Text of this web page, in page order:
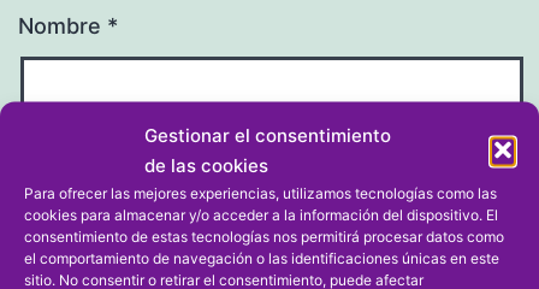
Gestionar el consentimiento
de las cookies
Para ofrecer las mejores experiencias, utilizamos tecnologías como las
cookies para almacenar y/o acceder a la información del dispositivo. El
consentimiento de estas tecnologías nos permitirá procesar datos como
el comportamiento de navegación o las identificaciones únicas en este
sitio. No consentir o retirar el consentimiento, puede afectar
Nombre *
Correo electrónico*